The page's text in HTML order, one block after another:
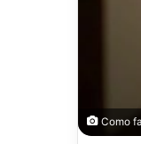
Como